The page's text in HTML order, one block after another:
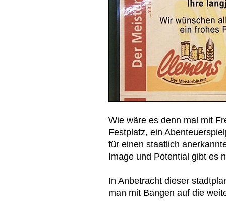
Wie wäre es denn mal mit
Festplatz, ein
für einen staatlich
Image und Potential gibt es
In Anbetracht dieser
man mit Bangen auf die